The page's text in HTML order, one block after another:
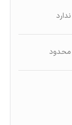
ندارد
محدود